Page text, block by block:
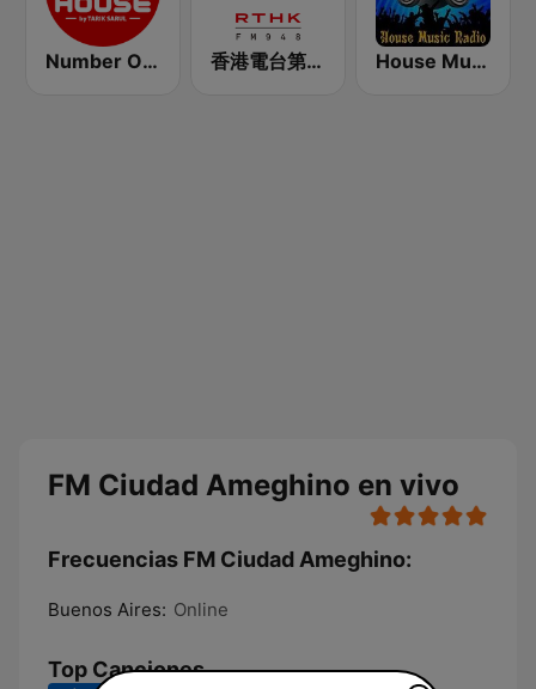
Number One Deephouse FM 香港電台第二台 RTHK Radio 2 House Music Radio
FM Ciudad Ameghino en vivo
Frecuencias FM Ciudad Ameghino:
Buenos Aires: Online
Top Canciones